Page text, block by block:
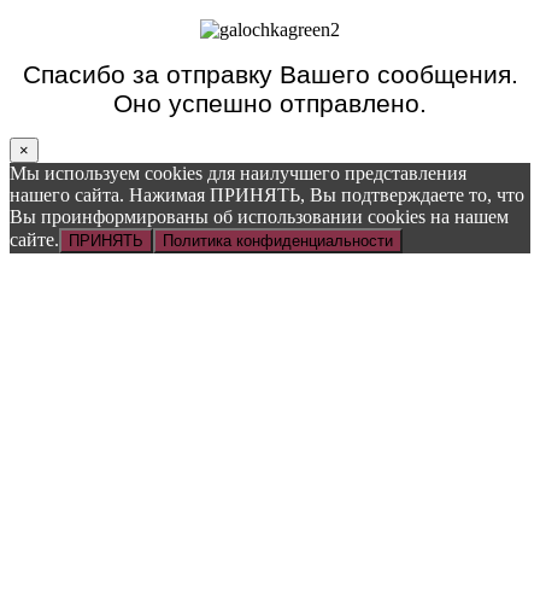
Спасибо за отправку Вашего сообщения.
Оно успешно отправлено.
×
Мы используем cookies для наилучшего представления
нашего сайта. Нажимая ПРИНЯТЬ, Вы подтверждаете то, что
Вы проинформированы об использовании cookies на нашем
сайте.
ПРИНЯТЬ Политика конфиденциальности